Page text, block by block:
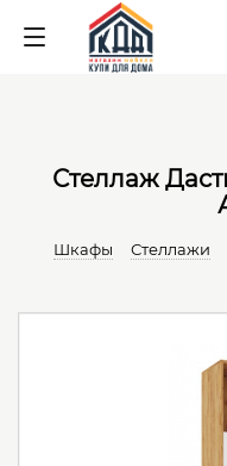
Стеллаж
Шкафы Стеллажи